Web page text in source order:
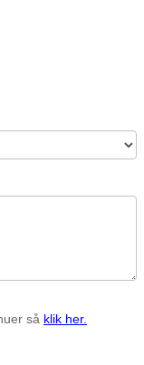
så klik her.